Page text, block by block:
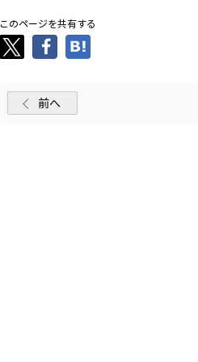
このページを共有する
前へ